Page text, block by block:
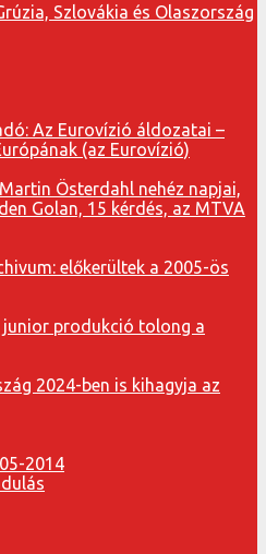
Szlovákia és Olaszország
Az Eurovízió áldozatai –
(az Eurovízió)
Österdahl nehéz napjai,
Golan, 15 kérdés, az MTVA
előkerültek a 2005-ös
junior produkció tolong a
2024-ben is kihagyja az
2014